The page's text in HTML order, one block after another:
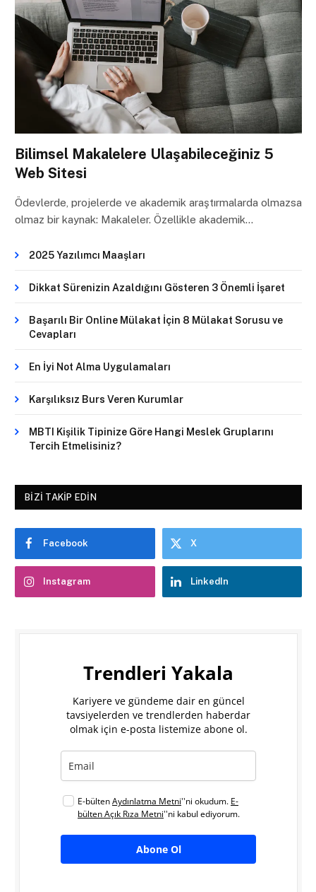
Bilimsel Makalelere Ulaşabileceğiniz 5
Web Sitesi
Ödevlerde, projelerde ve akademik araştırmalarda olmazsa
olmaz bir kaynak: Makaleler. Özellikle akademik…
2025 Yazılımcı Maaşları
Dikkat Sürenizin Azaldığını Gösteren 3 Önemli İşaret
Başarılı Bir Online Mülakat İçin 8 Mülakat Sorusu ve
Cevapları
En İyi Not Alma Uygulamaları
Karşılıksız Burs Veren Kurumlar
MBTI Kişilik Tipinize Göre Hangi Meslek Gruplarını
Tercih Etmelisiniz?
BIZI TAKIP EDIN
Facebook X
Instagram LinkedIn
Trendleri Yakala
Kariyere ve gündeme dair en güncel
tavsiyelerden ve trendlerden haberdar
olmak için e-posta listemize abone ol.
E-bültenAydınlatma Metni''ni okudum. E-
bülten Açık Rıza Metni''ni kabul ediyorum.
Abone Ol